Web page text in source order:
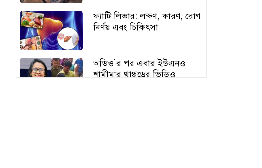
ফ্যাটি লিভার: লক্ষণ, কারণ, রোগ
নির্ণয় এবং চিকিৎসা
অডিও‍‍`র পর এবার ইউএনও
শামীমার থাপ্পড়ের ভিডিও